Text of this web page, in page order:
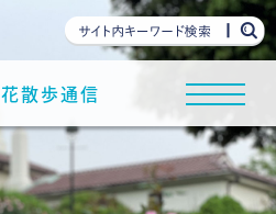
花散歩通信